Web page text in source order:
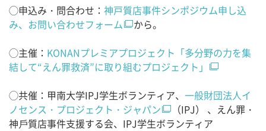
◯申込み・問合わせ： 神戸質店事件シンポジウム申し込
み、お問い合わせフォーム
から。
◯主催： KONANプレミアプロジェクト「多分野の力を集
結して“えん罪救済”に取り組むプロジェクト」
◯共催：甲南大学IPJ学生ボランティア、 一般財団法人イ
ノセンス・プロジェクト・ジャパン
（IPJ） 、えん罪・
神戶質店事件支援する会、IPJ学生ボランティア